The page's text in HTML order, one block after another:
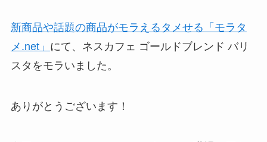
新商品や話題の商品がモラえるタメせる「モラタ
メ.net」 にて、ネスカフェ ゴールドブレンド バリ
スタをモラいました。
ありがとうございます！